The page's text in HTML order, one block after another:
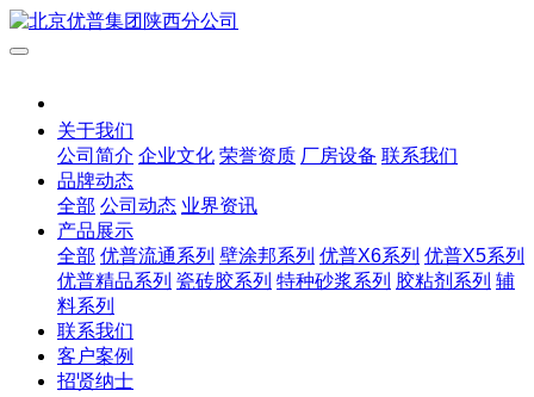
关于我们
公司简介 企业文化 荣誉资质 厂房设备 联系我们
品牌动态
全部 公司动态 业界资讯
产品展示
全部 优普流通系列 壁涂邦系列 优普X6系列 优普X5系列
优普精品系列 瓷砖胶系列 特种砂浆系列 胶粘剂系列 辅
料系列
联系我们
客户案例
招贤纳士